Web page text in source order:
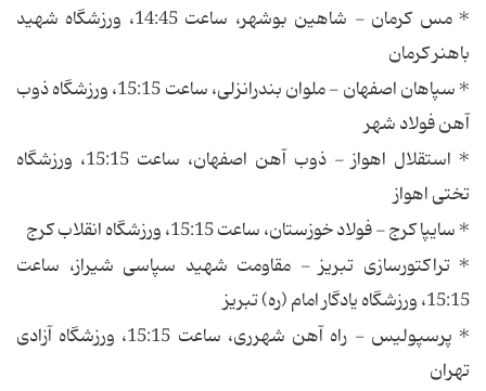
* مس کرمان - شاهین بوشهر، ساعت 14:45، ورزشگاه شهید
باهنر کرمان
* سپاهان اصفهان - ملوان بندرانزلی، ساعت 15:15، ورزشگاه ذوب
آهن فولاد شهر
* استقلال اهواز - ذوب آهن اصفهان، ساعت 15:15، ورزشگاه
تختی اهواز
* سایپا کرج - فولاد خوزستان، ساعت 15:15، ورزشگاه انقلاب کرج
* تراکتورسازی تبریز - مقاومت شهید سپاسی شیراز، ساعت
15:15، ورزشگاه یادگار امام (ره) تبریز
* پرسپولیس - راه آهن شهرری، ساعت 15:15، ورزشگاه آزادی
تهران